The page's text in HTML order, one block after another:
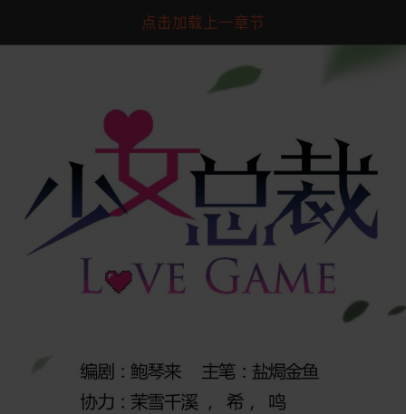
点击加载上一章节